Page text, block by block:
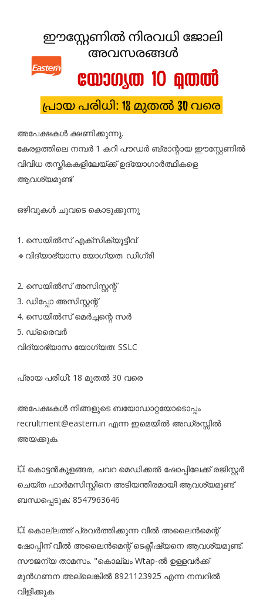
അപേക്ഷകൾ ക്ഷണിക്കുന്നു.
കേരളത്തിലെ നമ്പർ 1 കറി പൗഡർ ബ്രാന്റായ ഈസ്റ്റേണിൽ
വിവിധ തസ്തികകളിലേയ്ക്ക് ഉദ്യോഗാർത്ഥികളെ
ആവശ്യമുണ്ട്
ഒഴിവുകൾ ചുവടെ കൊടുക്കുന്നു
1. സെയിൽസ് എക്സിക്യൂട്ടീവ്
🔹വിദ്യാഭ്യാസ യോഗ്യത. ഡിഗ്രി
2. സെയിൽസ് അസിസ്റ്റന്റ്
3. ഡിപ്പോ അസിസ്റ്റന്റ്
4. സെയിൽസ് മെർച്ചന്റെ സർ
5. ഡ്രൈവർ
വിദ്യാഭ്യാസ യോഗ്യത: SSLC
പ്രായ പരിധി: 18 മുതൽ 30 വരെ
അപേക്ഷകൾ നിങ്ങളുടെ ബയോഡാറ്റയോടൊപ്പം
recrultment@eastern.in എന്ന ഇമെയിൽ അഡ്രസ്സിൽ
അയക്കുക.
💥 കൊട്ടൻകുളങ്ങര, ചവറ മെഡിക്കൽ ഷോപ്പിലേക്ക് രജിസ്റ്റർ
ചെയ്ത ഫാർമസിസ്റ്റിനെ അടിയന്തിരമായി ആവശ്യമുണ്ട്
ബന്ധപ്പെടുക: 8547963646
💥 കൊല്ലത്ത് പ്രവർത്തിക്കുന്ന വീൽ അലൈൻമെന്റ്
ഷോപ്പിന് വീൽ അലൈൻമെന്റ് ടെക്നീഷ്യനെ ആവശ്യമുണ്ട്.
സൗജന്യ താമസം. "കൊല്ലം Wtap-ൽ ഉള്ളവർക്ക്
മുൻഗണന അല്ലെങ്കിൽ 8921123925 എന്ന നമ്പറിൽ
വിളിക്കുക